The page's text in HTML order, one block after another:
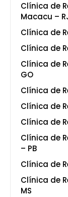
Clínica de
Macacu –
Clínica de
Clínica de
Clínica de
GO
Clínica de
Clínica de
Clínica de
Clínica de
– PB
Clínica de
Clínica de
MS